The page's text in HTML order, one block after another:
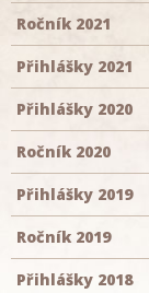
Ročník 2021
Přihlášky 2021
Přihlášky 2020
Ročník 2020
Přihlášky 2019
Ročník 2019
Přihlášky 2018